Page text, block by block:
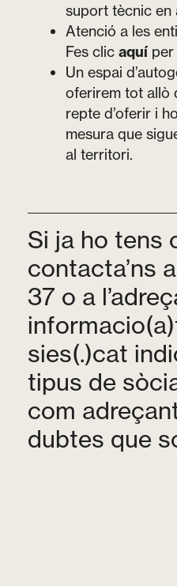
suport tècnic en
Atenció a les
Fes clic aquíper
Un espai
oferirem tot allò
repte d’oferir i
mesura que
al territori.
Si ja ho tens
contacta’ns
37 o a
sies(.)cat
tipus de
com
dubtes que